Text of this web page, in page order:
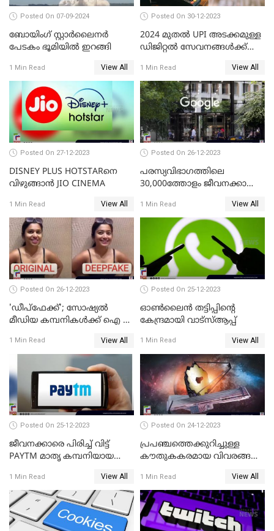
Posted On 07-09-2024
ബോയിംഗ് സ്റ്റാര്‍ലൈനര്‍
പേടകം ഭൂമിയില്‍ ഇറങ്ങി
1 Min Read View All
Posted On 30-12-2023
2024 മുതൽ UPI അടക്കമുള്ള
ഡിജിറ്റൽ സേവനങ്ങൾക്ക്
കാത്തിരിക്കുന്നത്
1 Min Read View All
Posted On 27-12-2023
DISNEY PLUS HOTSTARനെ
വിഴുങ്ങാന്‍ JIO CINEMA
1 Min Read View All
Posted On 26-12-2023
പരസ്യവിഭാഗത്തിലെ
30,000ത്തോളം ജീവനക്കാരെ
ഗൂഗിള്‍
1 Min Read View All
Posted On 26-12-2023
'ഡീപ്‌ഫേക്ക്'; സോഷ്യല്‍
മീഡിയ കമ്പനികള്‍ക്ക് ഐ ടി
നിര്‍ദ്ദേശം
1 Min Read View All
Posted On 25-12-2023
ഓണ്‍ലൈന്‍ തട്ടിപ്പിന്റെ
കേന്ദ്രമായി വാട്സ്ആപ്പ്
1 Min Read View All
Posted On 25-12-2023
ജീവനക്കാരെ പിരിച്ച് വിട്ട്
PAYTM മാതൃ കമ്പനിയായ
1 Min Read View All
Posted On 24-12-2023
പ്രപഞ്ചത്തെക്കുറിച്ചുള്ള
കൗതുകകരമായ വിവരങ്ങള്‍
തുടരുകയാണ് ജയിംസ് വെബ്
1 Min Read View All